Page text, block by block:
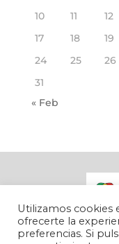
10
11 12
17
18 19
24
25 26
31
« Feb
Utilizamos cookies
ofrecerte la
preferencias. Si